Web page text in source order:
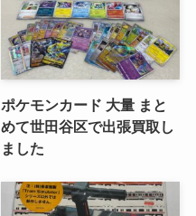
ポケモンカード 大量 まと
めて世田谷区で出張買取し
ました